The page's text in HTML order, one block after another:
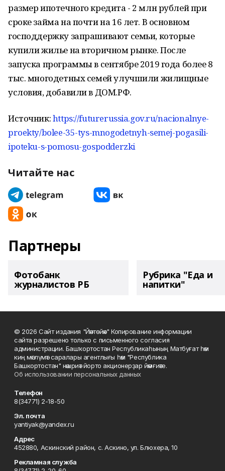
размер ипотечного кредита - 2 млн рублей при
сроке займа на почти на 16 лет. В основном
господдержку запрашивают семьи, которые
купили жилье на вторичном рынке. После
запуска программы в сентябре 2019 года более 8
тыс. многодетных семей улучшили жилищные
условия, добавили в ДОМ.РФ.
Источник:https://futurerussia.gov.ru/nacionalnye-
proekty/bolee-35-tys-mnogodetnyh-semej-pogasili-
ipoteku-s-pomosu-gospodderzki
Читайте нас
Партнеры
Фотобанк
журналистов РБ
Рубрика "Еда и
напитки"
© 2026 Сайт издания "Йәнтөйәк" Копирование информации
сайта разрешено только с письменного согласия
администрации. Башҡортостан Республикаһының Матбуғат һәм
киң мәғлүмәт саралары агентлығы һәм "Республика
Башкортостан" нәшриәт йорто акционерҙар йәмғиәте.
Об использовании персональных данных
Телефон
8(34771) 2-18-50
Эл. почта
yantiyak@yandex.ru
Адрес
452880, Аскинский район, с. Аскино, ул. Блюхера, 10
Рекламная служба